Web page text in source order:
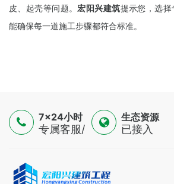
皮、起壳等问题。 宏阳兴建筑提示您，选择
能确保每一道施工步骤都符合标准。
7×24小时
服务
专属客服/
三线支持
生态资源
已接入